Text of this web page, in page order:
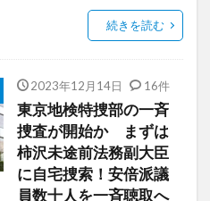
続きを読む
2023年12月14日 16件
東京地検特捜部の一斉
捜査が開始か まずは
柿沢未途前法務副大臣
に自宅捜索！安倍派議
員数十人を一斉聴取へ